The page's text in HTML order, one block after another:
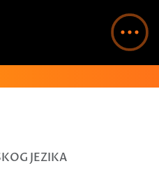
JEZIKA